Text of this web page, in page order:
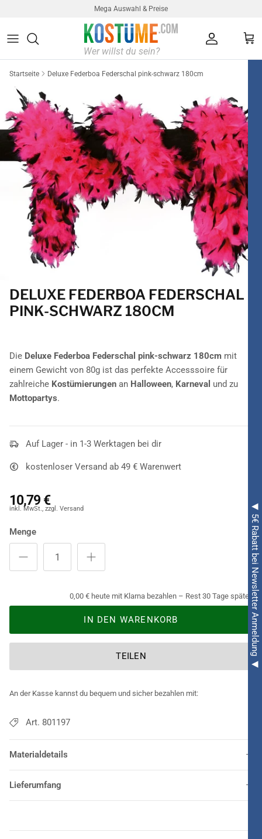
Mega Auswahl & Preise
◀ 5€ Rabatt bei Newsletter Anmeldung ◀
Startseite Deluxe Federboa Federschal pink-schwarz 180cm
DELUXE FEDERBOA FEDERSCHAL
PINK-SCHWARZ 180CM
Die Deluxe Federboa Federschal pink-schwarz 180cm mit
einem Gewicht von 80g ist das perfekte Accesssoire für
zahlreiche Kostümierungen an Halloween, Karneval und zu
Mottopartys.
Auf Lager - in 1-3 Werktagen bei dir
kostenloser Versand ab 49 € Warenwert
10,79 €
Menge
0,00 € heute mit Klarna bezahlen – Rest 30 Tage später.
IN DEN WARENKORB
TEILEN
An der Kasse kannst du bequem und sicher bezahlen mit:
Art. 801197
Materialdetails
Lieferumfang